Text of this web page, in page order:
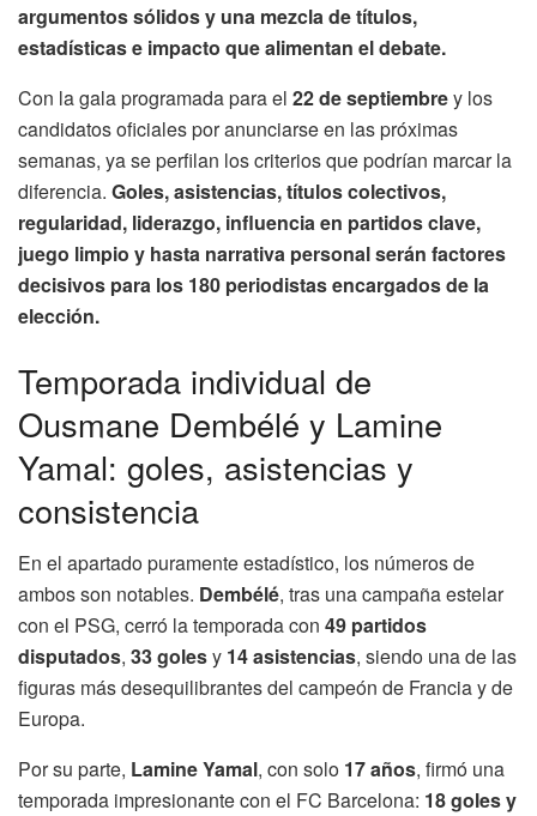
argumentos sólidos y una mezcla de títulos,
estadísticas e impacto que alimentan el debate.
Con la gala programada para el 22 de septiembrey los
candidatos oficiales por anunciarse en las próximas
semanas, ya se perfilan los criterios que podrían marcar la
diferencia. Goles, asistencias, títulos colectivos,
regularidad, liderazgo, influencia en partidos clave,
juego limpio y hasta narrativa personal serán factores
decisivos para los 180 periodistas encargados de la
elección.
Temporada individual de
Ousmane Dembélé y Lamine
Yamal: goles, asistencias y
consistencia
En el apartado puramente estadístico, los números de
ambos son notables. Dembélé, tras una campaña estelar
con el PSG, cerró la temporada con 49 partidos
disputados, 33 golesy 14 asistencias, siendo una de las
figuras más desequilibrantes del campeón de Francia y de
Europa.
Por su parte, Lamine Yamal, con solo 17 años, firmó una
temporada impresionante con el FC Barcelona: 18 goles y